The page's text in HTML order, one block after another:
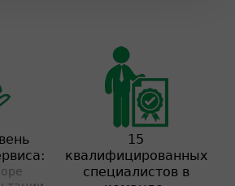
15
квалифицированных
специалистов в